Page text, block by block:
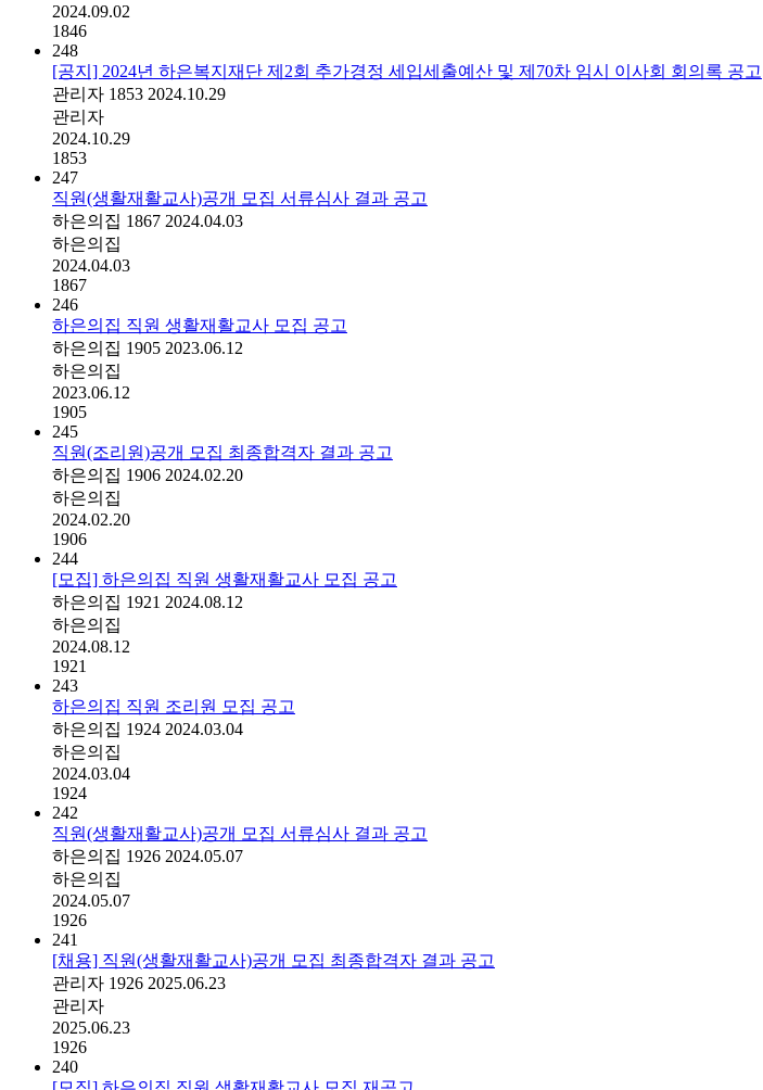
2024.09.02
1846
248
[공지] 2024년 하은복지재단 제2회 추가경정 세입세출예산 및 제70차 임시 이사회 회의록 공고
관리자 1853 2024.10.29
관리자
2024.10.29
1853
247
직원(생활재활교사)공개 모집 서류심사 결과 공고
하은의집 1867 2024.04.03
하은의집
2024.04.03
1867
246
하은의집 직원 생활재활교사 모집 공고
하은의집 1905 2023.06.12
하은의집
2023.06.12
1905
245
직원(조리원)공개 모집 최종합격자 결과 공고
하은의집 1906 2024.02.20
하은의집
2024.02.20
1906
244
[모집] 하은의집 직원 생활재활교사 모집 공고
하은의집 1921 2024.08.12
하은의집
2024.08.12
1921
243
하은의집 직원 조리원 모집 공고
하은의집 1924 2024.03.04
하은의집
2024.03.04
1924
242
직원(생활재활교사)공개 모집 서류심사 결과 공고
하은의집 1926 2024.05.07
하은의집
2024.05.07
1926
241
[채용] 직원(생활재활교사)공개 모집 최종합격자 결과 공고
관리자 1926 2025.06.23
관리자
2025.06.23
1926
240